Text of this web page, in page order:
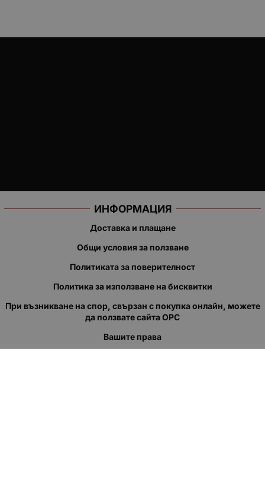
ИНФОРМАЦИЯ
Доставка и плащане
Общи условия за ползване
Политиката за поверителност
Политика за използване на бисквитки
При възникване на спор, свързан с покупка онлайн, можете
да ползвате сайта ОРС
Вашите права